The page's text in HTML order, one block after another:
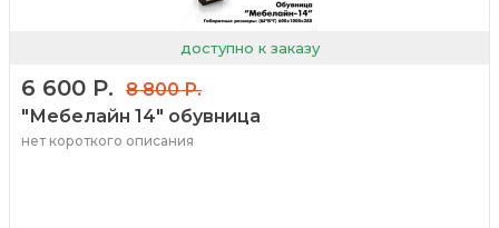
доступно к заказу
6 600 Р.
8 800 Р.
"Мебелайн 14" обувница
нет короткого описания